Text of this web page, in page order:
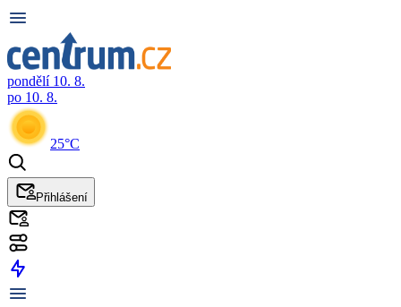
pondělí 10. 8.
po 10. 8.
25°C
Přihlášení